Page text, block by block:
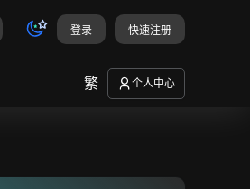
登录 快速注册
繁 个人中心